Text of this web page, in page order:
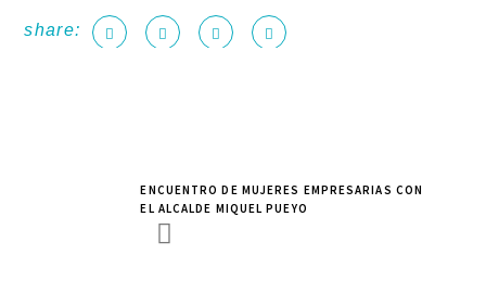
share:
ENCUENTRO DE MUJERES EMPRESARIAS CON
EL ALCALDE MIQUEL PUEYO